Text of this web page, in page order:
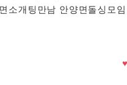
소개팅만남 안양면돌싱모임